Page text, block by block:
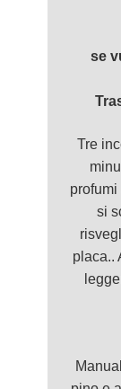
se
Tre
si
placa..